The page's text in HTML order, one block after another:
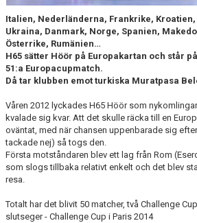
GAMEDAY-APPEN
MATCHPROGRAM
KONTAKT
Italien, Nederländerna, Frankrike,
Ukraina, Danmark, Norge, Spanien,
Österrike, Rumänien…
H65 sätter Höör på Europakartan och står
51:a Europacupmatch.
Då tar klubben emot turkiska Muratpasa
Våren 2012 lyckades H65 Höör som
kvalade sig kvar. Att det skulle räcka till en
oväntat, med när chansen uppenbarade sig
tackade nej) så togs den.
Första motståndaren blev ett lag från Rom
som slogs tillbaka relativt enkelt och det blev
resa.
Totalt har det blivit 50 matcher, två Challenge
slutseger - Challenge Cup i Paris 2014